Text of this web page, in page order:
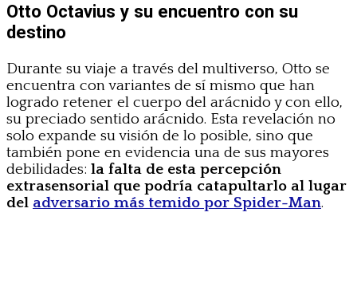
Otto Octavius y su encuentro con su
destino
Durante su viaje a través del multiverso, Otto se
encuentra con variantes de sí mismo que han
logrado retener el cuerpo del arácnido y con ello,
su preciado sentido arácnido. Esta revelación no
solo expande su visión de lo posible, sino que
también pone en evidencia una de sus mayores
debilidades: la falta de esta percepción
extrasensorial que podría catapultarlo al lugar
del adversario más temido por Spider-Man.